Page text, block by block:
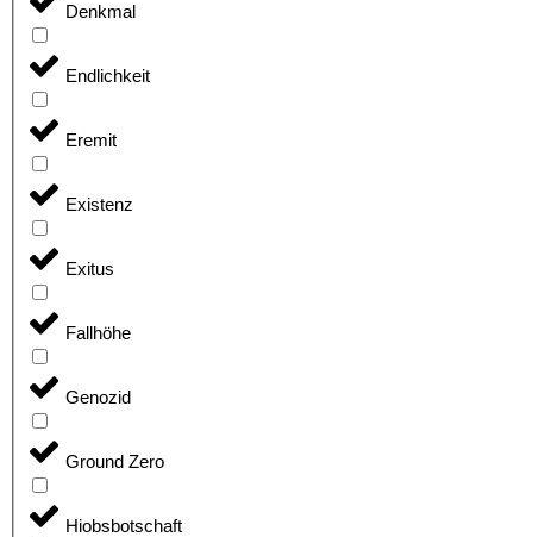
Denkmal
Endlichkeit
Eremit
Existenz
Exitus
Fallhöhe
Genozid
Ground Zero
Hiobsbotschaft